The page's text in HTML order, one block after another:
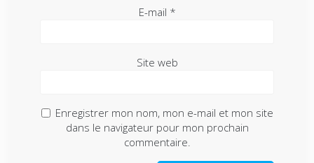
E-mail *
Site web
Enregistrer mon nom, mon e-mail et mon site
dans le navigateur pour mon prochain
commentaire.